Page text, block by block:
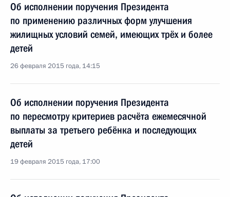
Об исполнении поручения Президента
по применению различных форм улучшения
жилищных условий семей, имеющих трёх и более
детей
26 февраля 2015 года, 14:15
Об исполнении поручения Президента
по пересмотру критериев расчёта ежемесячной
выплаты за третьего ребёнка и последующих
детей
19 февраля 2015 года, 17:00